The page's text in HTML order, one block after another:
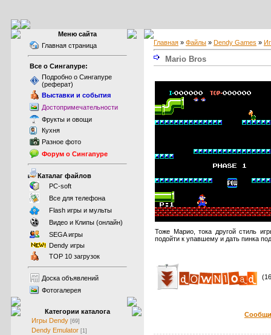
Меню сайта
Главная страница
Все о Сингапуре:
Подробно о Сингапуре
(реферат)
Выставки и события
Достопримечательности
Фрукты и овощи
Кухня
Разное фото
Форум о Сингапуре
Каталаг файлов
PC-soft
Все для телефона
Flash игры и мульты
Видео и Клипы (онлайн)
SEGA игры
Dendy игры
TOP 10 загрузок
Доска объявлений
Фотогалерея
Категории каталога
Игры Dendy [69]
Dendy Emulator [1]
Главная » Файлы » Dendy Games »
Mario Bros
Тоже Марио, тока другой стиль
подойти к упавшему и дать пинка